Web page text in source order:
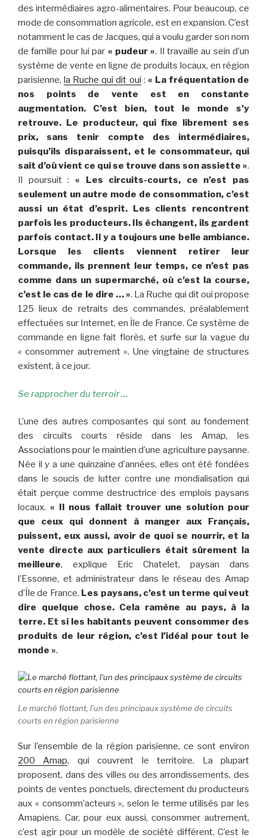
des intermédiaires agro-alimentaires. Pour beaucoup, ce
mode de consommation agricole, est en expansion. C’est
notamment le cas de Jacques, qui a voulu garder son nom
de famille pour lui par « pudeur ». Il travaille au sein d’un
système de vente en ligne de produits locaux, en région
parisienne, la Ruche qui dit oui : « La fréquentation de
nos points de vente est en constante
augmentation. C’est bien, tout le monde s’y
retrouve. Le producteur, qui fixe librement ses
prix, sans tenir compte des intermédiaires,
puisqu’ils disparaissent, et le consommateur, qui
sait d’où vient ce qui se trouve dans son assiette ».
Il poursuit : « Les circuits-courts, ce n’est pas
seulement un autre mode de consommation, c’est
aussi un état d’esprit. Les clients rencontrent
parfois les producteurs. Ils échangent, ils gardent
parfois contact. Il y a toujours une belle ambiance.
Lorsque les clients viennent retirer leur
commande, ils prennent leur temps, ce n’est pas
comme dans un supermarché, où c’est la course,
c’est le cas de le dire … ». La Ruche qui dit oui propose
125 lieux de retraits des commandes, préalablement
effectuées sur Internet, en Île de France. Ce système de
commande en ligne fait florès, et surfe sur la vague du
« consommer autrement ». Une vingtaine de structures
existent, à ce jour.
Se rapprocher du terroir …
L’une des autres composantes qui sont au fondement
des circuits courts réside dans les Amap, les
Associations pour le maintien d’une agriculture paysanne.
Née il y a une quinzaine d’années, elles ont été fondées
dans le soucis de lutter contre une mondialisation qui
était perçue comme destructrice des emplois paysans
locaux. « Il nous fallait trouver une solution pour
que ceux qui donnent à manger aux Français,
puissent, eux aussi, avoir de quoi se nourrir, et la
vente directe aux particuliers était sûrement la
meilleure, explique Eric Chatelet, paysan dans
l’Essonne, et administrateur dans le réseau des Amap
d’Île de France. Les paysans, c’est un terme qui veut
dire quelque chose. Cela ramène au pays, à la
terre. Et si les habitants peuvent consommer des
produits de leur région, c’est l’idéal pour tout le
monde ».
Le marché flottant, l’un des principaux système de circuits
courts en région parisienne
Sur l’ensemble de la région parisienne, ce sont environ
200 Amap, qui couvrent le territoire. La plupart
proposent, dans des villes ou des arrondissements, des
points de ventes ponctuels, directement du producteurs
aux « consomm’acteurs », selon le terme utilisés par les
Amapiens. Car, pour eux aussi, consommer autrement,
c’est agir pour un modèle de société différent. C’est le